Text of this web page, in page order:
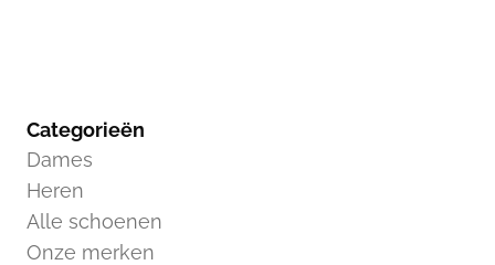
Categorieën
Dames
Heren
Alle schoenen
Onze merken